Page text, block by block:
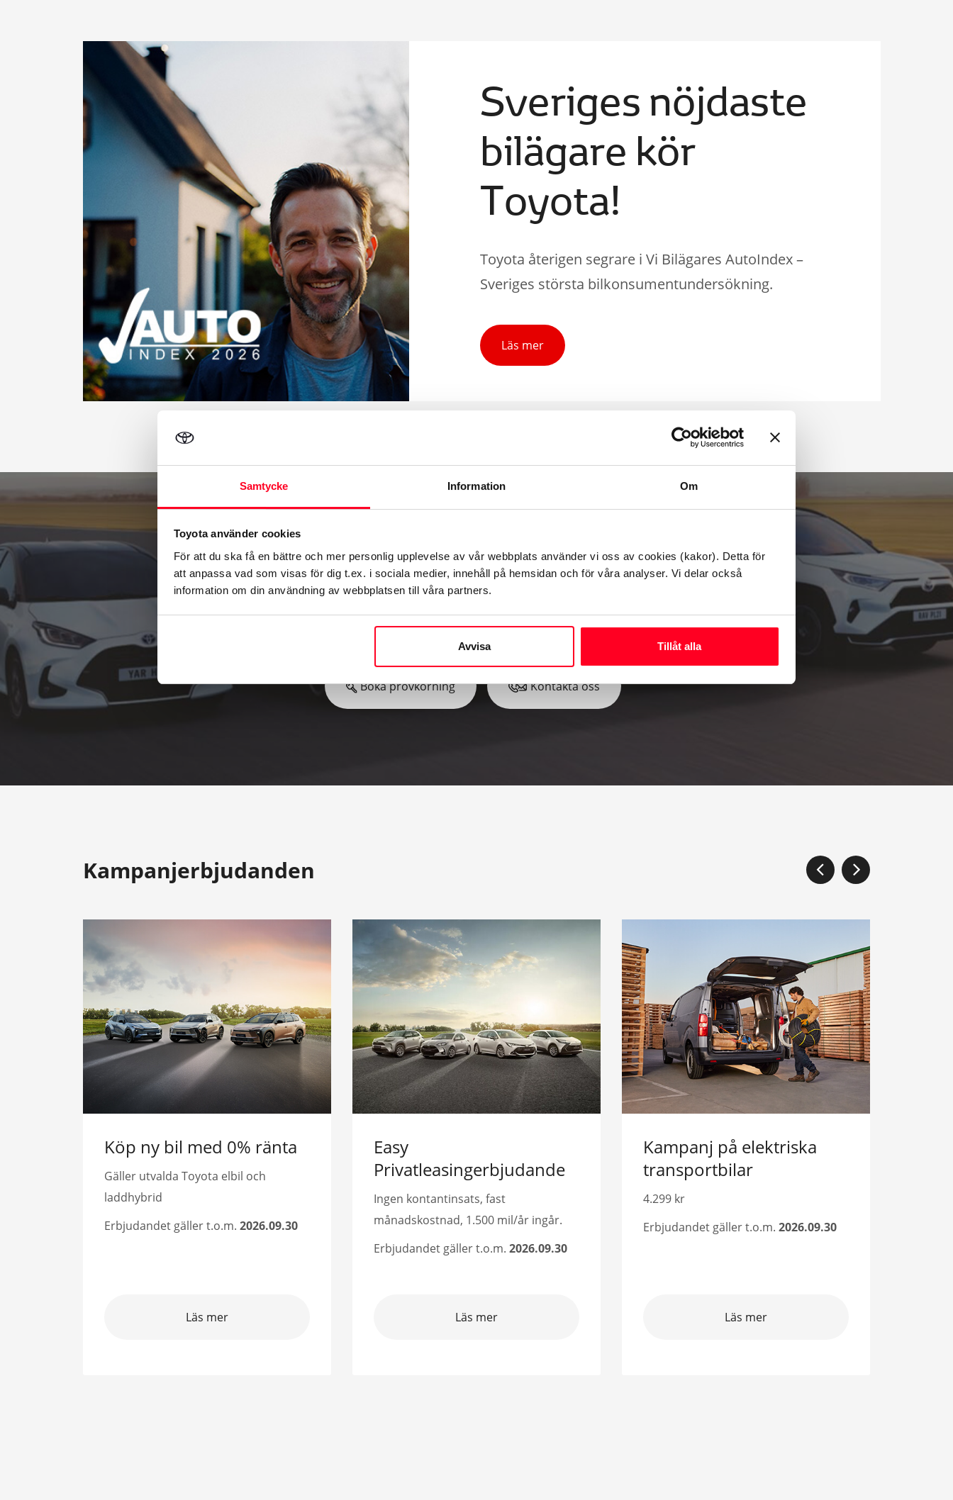
Samtycke Information Om
Toyota använder cookies
För att du ska få en bättre och mer personlig upplevelse av vår webbplats använder vi oss av cookies (kakor). Detta för
att anpassa vad som visas för dig t.ex. i sociala medier, innehåll på hemsidan och för våra analyser. Vi delar också
information om din användning av webbplatsen till våra partners.
Avvisa Tillåt alla
Sveriges nöjdaste
bilägare kör
Toyota!
Toyota återigen segrare i Vi Bilägares AutoIndex –
Sveriges största bilkonsumentundersökning.
Läs mer
Boka en provkörning, eller
kontakta oss
Boka provkörning Kontakta oss
Kampanjerbjudanden
Köp ny bil med 0% ränta
Gäller utvalda Toyota elbil och
laddhybrid
Erbjudandet gäller t.o.m. 2026.09.30
Läs mer
Easy
Privatleasingerbjudande
Ingen kontantinsats, fast
månadskostnad, 1.500 mil/år ingår.
Erbjudandet gäller t.o.m. 2026.09.30
Läs mer
Kampanj på elektriska
transportbilar
4.299 kr
Erbjudandet gäller t.o.m. 2026.09.30
Läs mer